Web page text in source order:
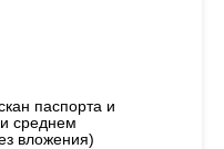
паспорта и
среднем
вложения)